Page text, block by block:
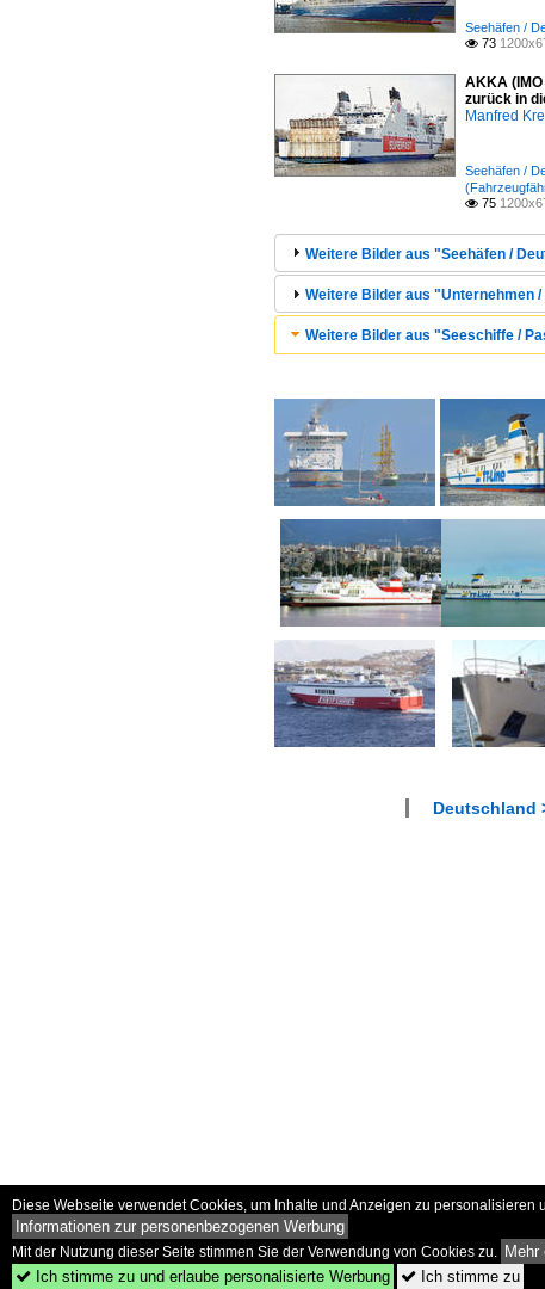
Seehäfen /
 73
AKKA
zurück in
Manfred
Seehäfen /
 75
Weitere Bilder aus "Seehäfen /
Weitere Bilder aus "Unternehmen
Weitere Bilder aus "Seeschiffe /
Deutschland
Diese Webseite verwendet Cookies, um Inhalte und Anzeigen zu
Informationen zur personenbezogenen Werbung
Mit der Nutzung dieser Seite stimmen Sie der Verwendung von Cookies zu. Mehr
 Ich stimme zu und erlaube personalisierte Werbung  Ich stimme zu